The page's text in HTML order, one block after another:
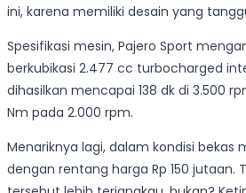
ini, karena memiliki desain yang
Spesifikasi mesin, Pajero Sport
berkubikasi 2.477 cc turbocharged
dihasilkan mencapai 138 dk di 3.500
Nm pada 2.000 rpm.
Menariknya lagi, dalam kondisi bekas
dengan rentang harga Rp 150 jutaan.